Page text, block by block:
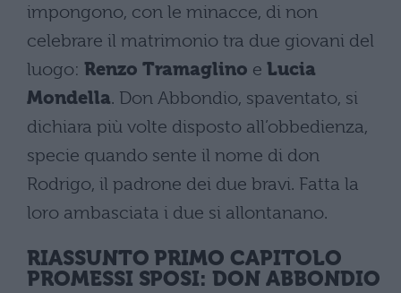
impongono, con le minacce, di non
celebrare il matrimonio tra due giovani del
luogo: Renzo Tramaglino e Lucia
Mondella. Don Abbondio, spaventato, si
dichiara più volte disposto all’obbedienza,
specie quando sente il nome di don
Rodrigo, il padrone dei due bravi. Fatta la
loro ambasciata i due si allontanano.
RIASSUNTO PRIMO CAPITOLO
PROMESSI SPOSI: DON ABBONDIO